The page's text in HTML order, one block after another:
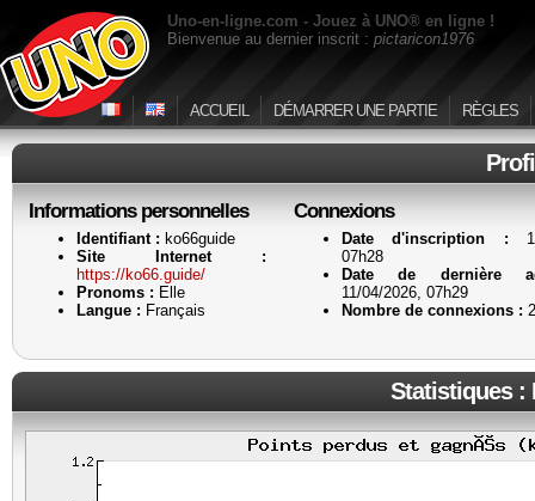
Uno-en-ligne.com - Jouez à UNO® en ligne !
Bienvenue au dernier inscrit : pictaricon1976
ACCUEIL DÉMARRER UNE PARTIE RÈGLES
Informations personnelles
Identifiant : ko66guide
Site Internet :
https://ko66.guide/
Pronoms : Elle
Langue : Français
Connexions
Date d'inscription :
07h28
Date de dernière
11/04/2026, 07h29
Nombre de connexions : 2
Statistiques :